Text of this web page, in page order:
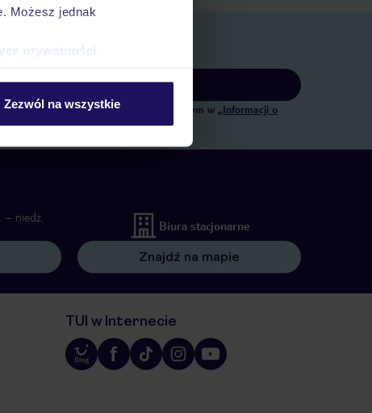
Możesz jednak
prywatności
Zezwól na wszystkie
Zapisz się
w zakresie oraz celu wskazanym w „Informacji o
wywołujących.
niedz.
Biura stacjonarne
Znajdź na mapie
TUI w Internecie